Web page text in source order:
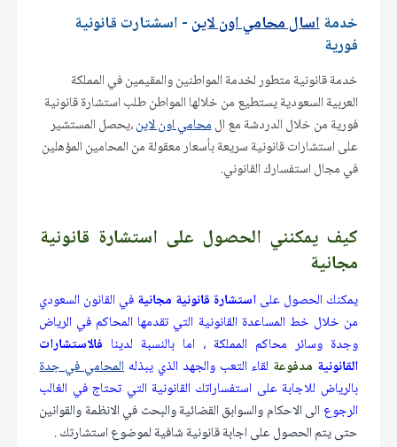
خدمةاسال محامي اون لاين - اسشتارت قانونية
فورية
خدمة قانونية متطور لخدمة المواطنين والمقيمين في المملكة
العربية السعودية يستطيع من خلالها المواطن طلب استشارة قانونية
فورية من خلال الدردشة مع المحامي اون لاين،يحصل المستشير
على استشارات قانونية سريعة بأسعار معقولة من المحامين المؤهلين
في مجال استفسارك القانوني.
كيف يمكنني الحصول على استشارة قانونية
مجانية
يمكنك الحصول علىاستشارة قانونية مجانيةفي القانون السعودي
من خلال خط المساعدة القانونية التي تقدمها المحاكم في الرياض
وجدة وسائر محاكم المملكة ، اما بالنسبة لدينا فالاستشارات
القانونية مدفوعة لقاء التعب والجهد الذي يبذلهالمحامي في جدة
بالرياض للاجابة على استفساراتك القانونية التي تحتاج في الغالب
الرجوعالى الاحكام والسوابق القضائية والبحث في الانظمة والقوانين
حتى يتم الحصول على اجابة قانونية شافية لموضوع استشارتك .